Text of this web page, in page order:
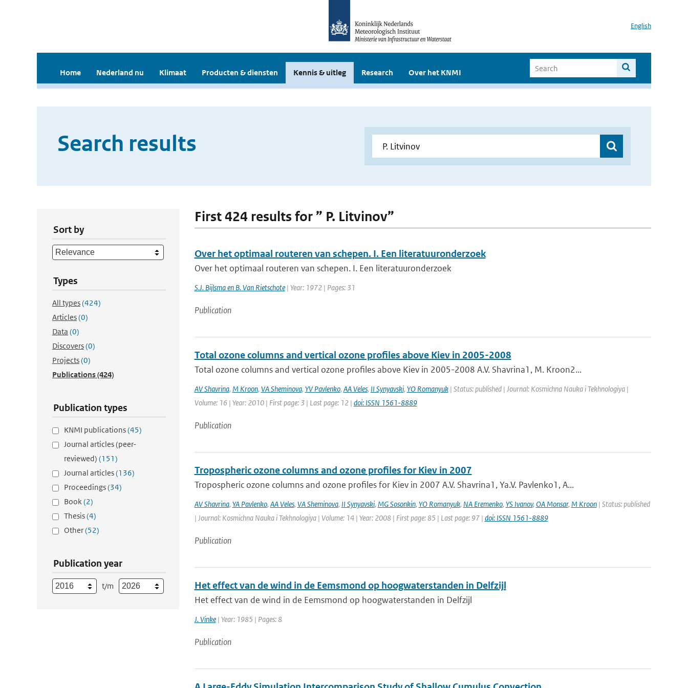
English
Home Nederland nu Klimaat Producten & diensten Kennis & uitleg Research Over het KNMI
Search results
Sort by
Types
All types(424)
Articles(0)
Data (0)
Discovers(0)
Projects(0)
Publications(424)
Publication types
KNMI publications(45)
Journal articles (peer-
reviewed) (151)
Journal articles(136)
Proceedings(34)
Book(2)
Thesis(4)
Other(52)
Publication year
t/m
First 424 results for ” P. Litvinov”
Over het optimaal routeren van schepen. I. Een literatuuronderzoek
Over het optimaal routeren van schepen. I. Een literatuuronderzoek
S.J. Bijlsma en B. Van Rietschote| Year: 1972 | Pages: 31
Publication
Total ozone columns and vertical ozone profiles above Kiev in 2005-2008
Total ozone columns and vertical ozone profiles above Kiev in 2005-2008 A.V. Shavrina1, M. Kroon2...
AV Shavrina, M Kroon, VA Sheminova, YV Pavlenko, AA Veles, II Synyavski, YO Romanyuk| Status: published | Journal: Kosmichna Nauka i Tekhnologiya |
Volume: 16 | Year: 2010 | First page: 3 | Last page: 12 | doi: ISSN 1561-8889
Publication
Tropospheric ozone columns and ozone profiles for Kiev in 2007
Tropospheric ozone columns and ozone profiles for Kiev in 2007 A.V. Shavrina1, Ya.V. Pavlenko1, A...
AV Shavrina, YA Pavlenko, AA Veles, VA Sheminova, II Synyavski, MG Sosonkin, YO Romanyuk, NA Eremenko, YS Ivanov, OA Monsar, M Kroon| Status: published
| Journal: Kosmichna Nauka i Tekhnologiya | Volume: 14 | Year: 2008 | First page: 85 | Last page: 97 | doi: ISSN 1561-8889
Publication
Het effect van de wind in de Eemsmond op hoogwaterstanden in Delfzijl
Het effect van de wind in de Eemsmond op hoogwaterstanden in Delfzijl
J. Vinke| Year: 1985 | Pages: 8
Publication